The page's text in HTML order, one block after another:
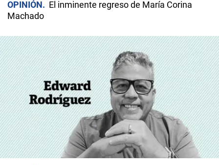
OPINIÓN
El inminente regreso de María Corina
Machado